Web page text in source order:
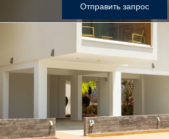
Отправить запрос